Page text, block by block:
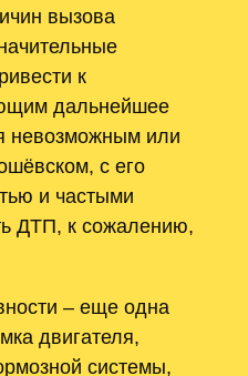
вызова
к
дальнейшее
невозможным или
с его
и частыми
ДТП, к сожалению,
– еще одна
двигателя,
системы,